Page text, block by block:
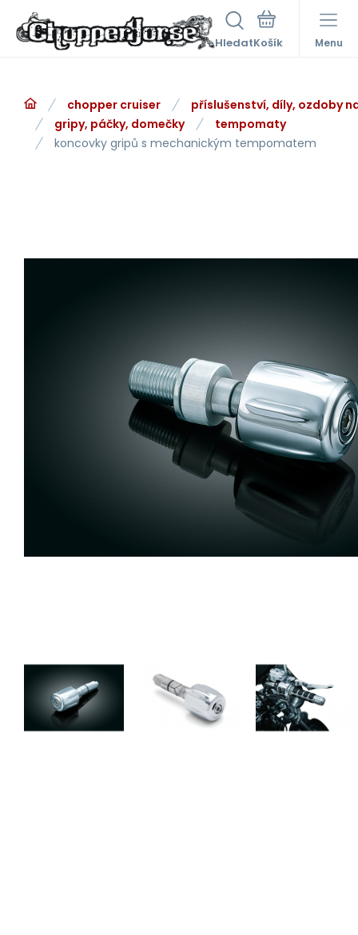
Hledat Menu
chopper cruiser
příslušenství, díly, ozdoby
gripy, páčky, domečky
tempomaty
koncovky gripů s mechanickým tempomatem